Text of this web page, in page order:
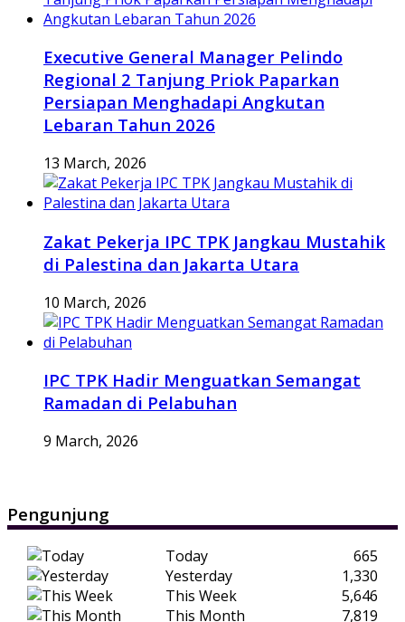
Executive General Manager Pelindo
Regional 2 Tanjung Priok Paparkan
Persiapan Menghadapi Angkutan
Lebaran Tahun 2026
13 March, 2026
Zakat Pekerja IPC TPK Jangkau Mustahik
di Palestina dan Jakarta Utara
10 March, 2026
IPC TPK Hadir Menguatkan Semangat
Ramadan di Pelabuhan
9 March, 2026
Pengunjung
Today
665
Yesterday
1,330
This Week
5,646
This Month
7,819